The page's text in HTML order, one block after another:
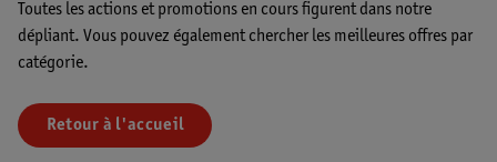
Toutes les actions et promotions en cours figurent dans notre
dépliant. Vous pouvez également chercher les meilleures offres par
catégorie.
Retour à l'accueil